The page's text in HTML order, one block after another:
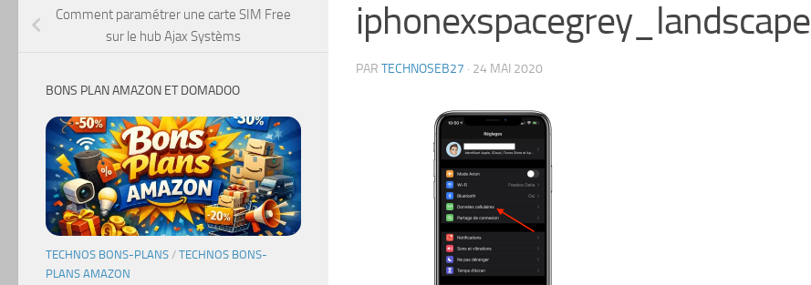
iphonexspacegrey_landscape
PAR TECHNOSEB27 · 24 MAI 2020
Comment paramétrer une carte SIM Free
sur le hub Ajax Systèms
BONS PLAN AMAZON ET DOMADOO
TECHNOS BONS-PLANS / TECHNOS BONS-
PLANS AMAZON